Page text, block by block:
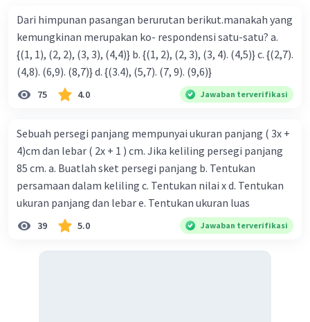
Dari himpunan pasangan berurutan berikut.manakah yang
kemungkinan merupakan ko- respondensi satu-satu? a.
{(1, 1), (2, 2), (3, 3), (4,4)} b. {(1, 2), (2, 3), (3, 4). (4,5)} c. {(2,7).
(4,8). (6,9). (8,7)} d. {(3.4), (5,7). (7, 9). (9,6)}
75 4.0 Jawaban terverifikasi
Sebuah persegi panjang mempunyai ukuran panjang ( 3x +
4)cm dan lebar ( 2x + 1 ) cm. Jika keliling persegi panjang
85 cm. a. Buatlah sket persegi panjang b. Tentukan
persamaan dalam keliling c. Tentukan nilai x d. Tentukan
ukuran panjang dan lebar e. Tentukan ukuran luas
39 5.0 Jawaban terverifikasi